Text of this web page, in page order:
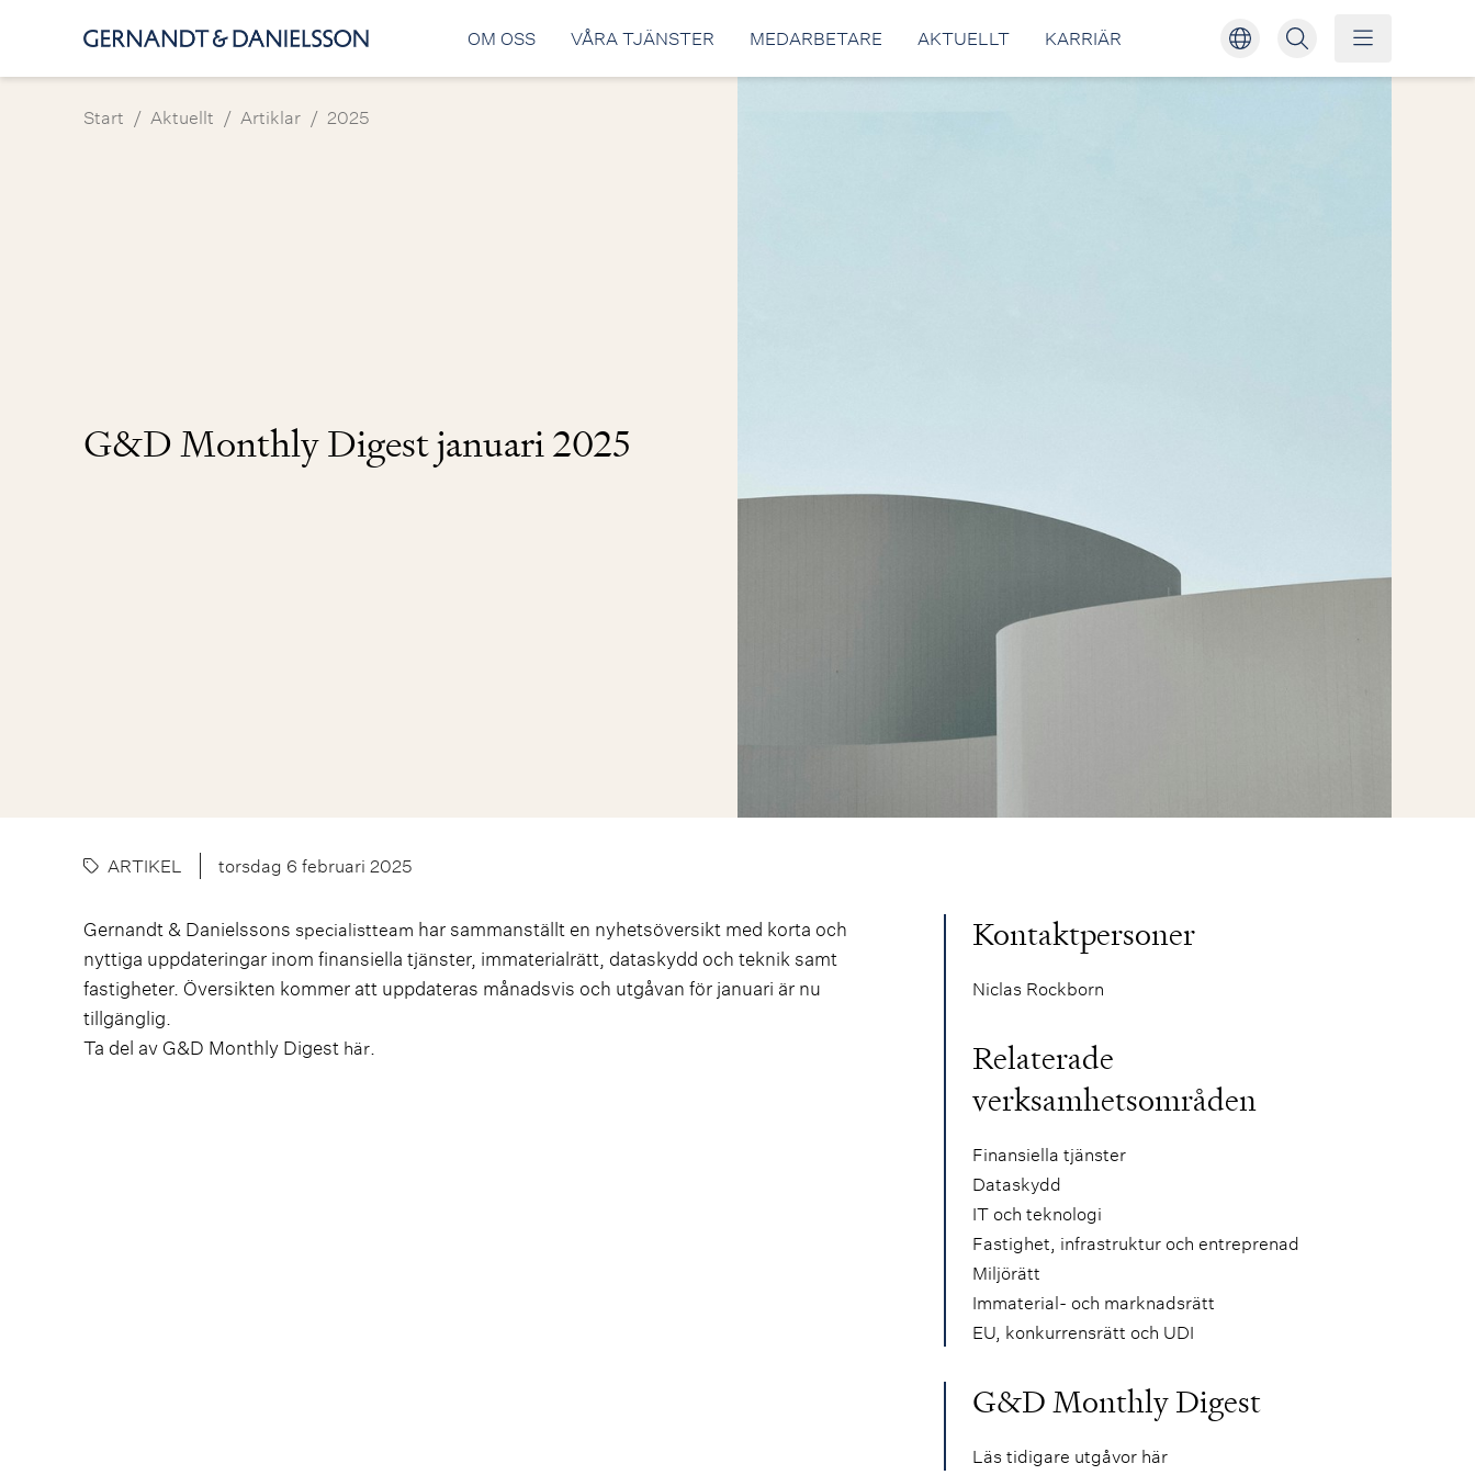
OM OSS VÅRA TJÄNSTER MEDARBETARE AKTUELLT KARRIÄR
Start / Aktuellt / Artiklar / 2025
G&D Monthly Digest januari 2025
ARTIKEL torsdag 6 februari 2025
Gernandt & Danielssons specialistteam har sammanställt en nyhetsöversikt med korta och
nyttiga uppdateringar inom finansiella tjänster, immaterialrätt, dataskydd och teknik samt
fastigheter. Översikten kommer att uppdateras månadsvis och utgåvan för januari är nu
tillgänglig.
Ta del av G&D Monthly Digest här.
Kontaktpersoner
Niclas Rockborn
Relaterade
verksamhetsområden
Finansiella tjänster
Dataskydd
IT och teknologi
Fastighet, infrastruktur och entreprenad
Miljörätt
Immaterial- och marknadsrätt
EU, konkurrensrätt och UDI
G&D Monthly Digest
Läs tidigare utgåvor här